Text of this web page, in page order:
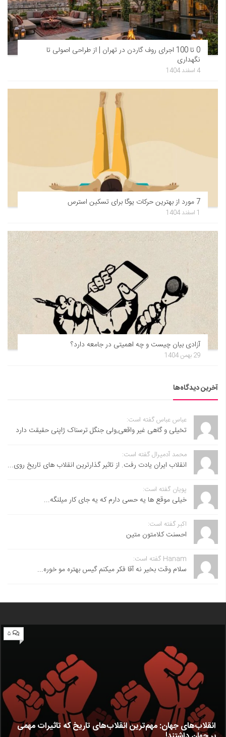
0 تا 100 اجرای روف گاردن در تهران | از طراحی اصولی تا
نگهداری
4 اسفند 1404
7 مورد از بهترین حرکات یوگا برای تسکین استرس
1 اسفند 1404
آزادی بیان چیست و چه اهمیتی در جامعه دارد؟
29 بهمن 1404
آخرین دیدگاه‌ها
عباس عباس گفته است:
تخیلی و گاهی غیر واقعی,ولی جنگل ترسناک ژاپنی حقیقت دارد
محمد آدمیرال گفته است:
انقلاب ایران یادت رفت. از تاثیر گذارترین انقلاب های تاریخ روی...
پویان گفته است:
خیلی موقع ها یه حسی دارم که یه جای کار میلنگه...
اکبر گفته است:
احسنت ‌کلامتون متین
Hanam گفته است:
سلام وقت بخیر نه آقا فکر میکنم گیس بهتره مو خوره...
۵
انقلاب‌های جهان: مهم‌ترین انقلاب‌های تاریخ که تاثیرات مهمی